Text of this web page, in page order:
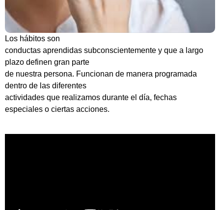
Los hábitos son
conductas aprendidas subconscientemente y que a largo
plazo definen gran parte
de nuestra persona. Funcionan de manera programada
dentro de las diferentes
actividades que realizamos durante el día, fechas
especiales o ciertas acciones.